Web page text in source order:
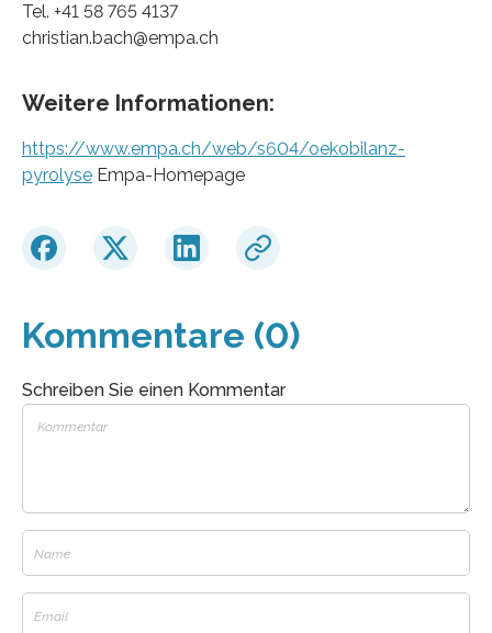
Tel. +41 58 765 4137
christian.bach@empa.ch
Weitere Informationen:
https://www.empa.ch/web/s604/oekobilanz-
pyrolyse Empa-Homepage
Kommentare (0)
Schreiben Sie einen Kommentar